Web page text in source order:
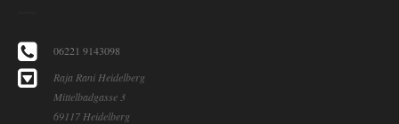
06221 9143098
Raja Rani Heidelberg
Mittelbadgasse 3
69117 Heidelberg